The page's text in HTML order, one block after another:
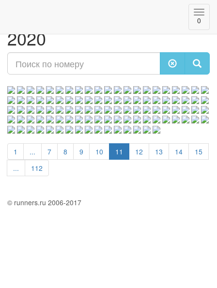
0
2020
1 ... 7 8 9 10 11 12 13 14
15
...
112
© runners.ru 2006-2017